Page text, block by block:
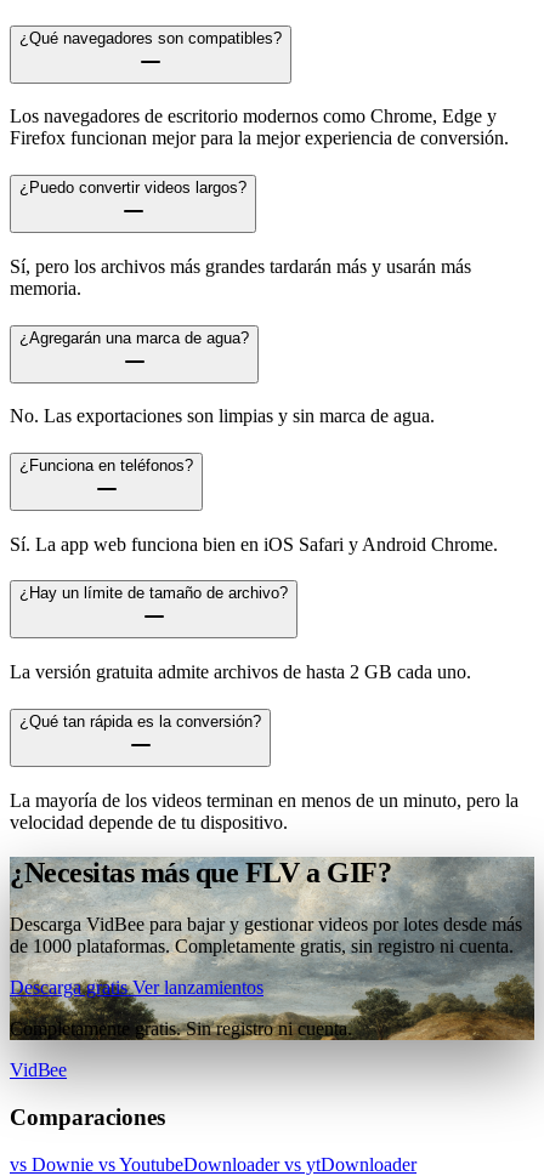
¿Qué navegadores son compatibles?
Los navegadores de escritorio modernos como Chrome, Edge y
Firefox funcionan mejor para la mejor experiencia de conversión.
¿Puedo convertir videos largos?
Sí, pero los archivos más grandes tardarán más y usarán más
memoria.
¿Agregarán una marca de agua?
No. Las exportaciones son limpias y sin marca de agua.
¿Funciona en teléfonos?
Sí. La app web funciona bien en iOS Safari y Android Chrome.
¿Hay un límite de tamaño de archivo?
La versión gratuita admite archivos de hasta 2 GB cada uno.
¿Qué tan rápida es la conversión?
La mayoría de los videos terminan en menos de un minuto, pero la
velocidad depende de tu dispositivo.
¿Necesitas más que FLV a GIF?
Descarga VidBee para bajar y gestionar videos por lotes desde más
de 1000 plataformas. Completamente gratis, sin registro ni cuenta.
Descarga gratisVer lanzamientos
Completamente gratis. Sin registro ni cuenta.
VidBee
Comparaciones
vs Downie vs YoutubeDownloadervs ytDownloader